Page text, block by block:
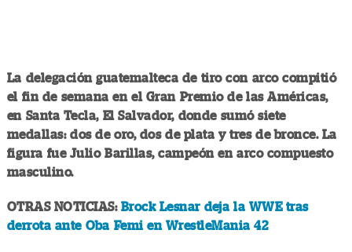
La delegación guatemalteca de tiro con arco compitió
el fin de semana en el Gran Premio de las Américas,
en Santa Tecla, El Salvador, donde sumó siete
medallas: dos de oro, dos de plata y tres de bronce. La
figura fue Julio Barillas, campeón en arco compuesto
masculino.
OTRAS NOTICIAS: Brock Lesnar deja la WWE tras
derrota ante Oba Femi en WrestleMania 42